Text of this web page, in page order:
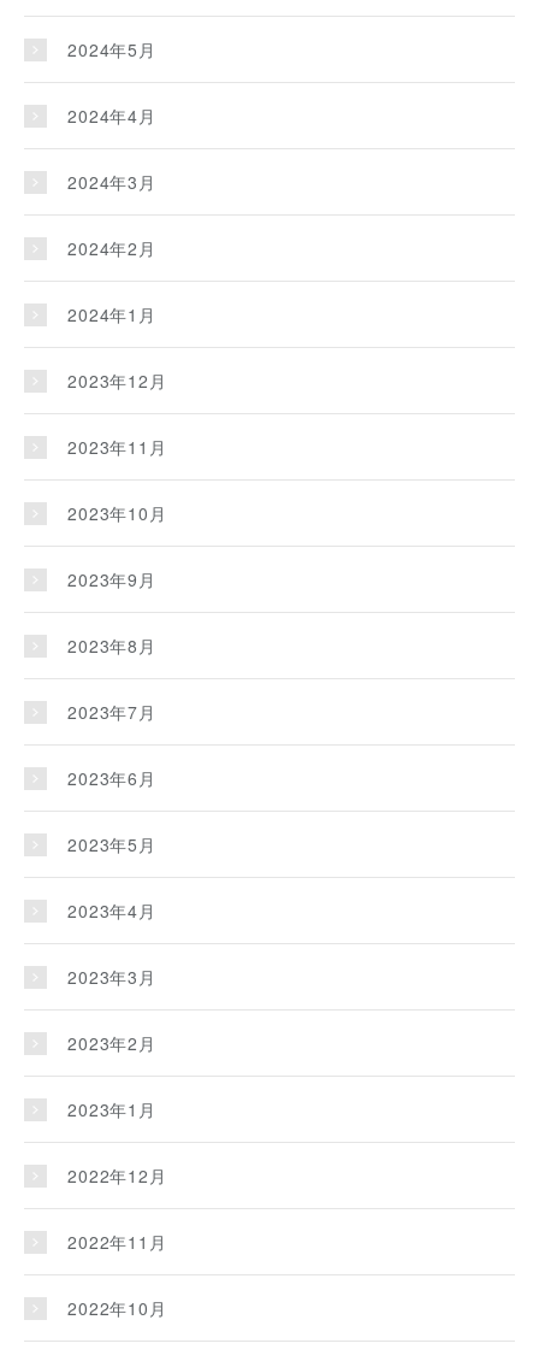
2024年5月
2024年4月
2024年3月
2024年2月
2024年1月
2023年12月
2023年11月
2023年10月
2023年9月
2023年8月
2023年7月
2023年6月
2023年5月
2023年4月
2023年3月
2023年2月
2023年1月
2022年12月
2022年11月
2022年10月